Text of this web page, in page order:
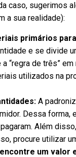
caso, sugerimos
a sua realidade):
primários
e se divide
“regra de três”
utilizados na
A
Dessa forma,
Além
procure utilizar
um valor